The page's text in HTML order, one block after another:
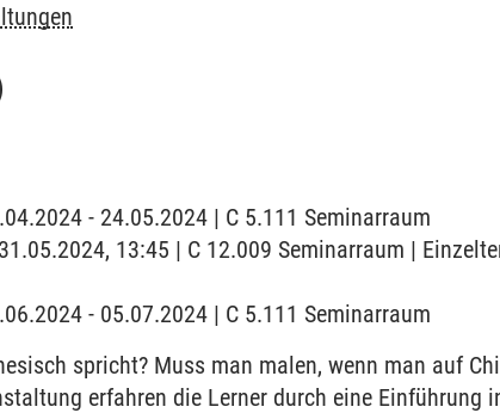
- 24.05.2024 | C 5.111 Seminarraum
13:45 | C 12.009 Seminarraum |
- 05.07.2024 | C 5.111 Seminarraum
spricht? Muss man malen, wenn man auf
erfahren die Lerner durch eine Einführung